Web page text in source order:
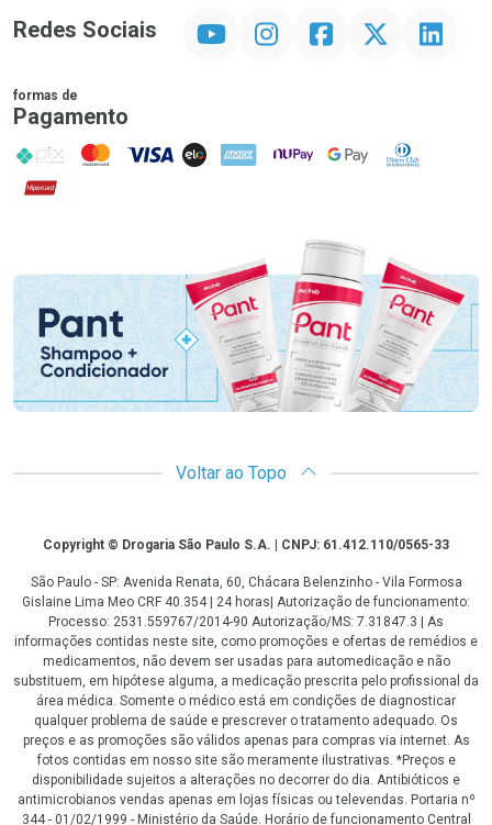
Redes Sociais InstagramFacebookTwitter Linkedin
formas de
Pagamento
PIX MasterCard
VISA ELO AMEX NuPay Google PayDiners Club
Hipercard
Promoção em Destaque
Voltar ao Topo
CopyrightCopyright © Drogaria São Paulo S.A. | CNPJ: 61.412.110/0565-33
São Paulo - SP: Avenida Renata, 60, Chácara Belenzinho - Vila Formosa
Gislaine Lima Meo CRF 40.354 | 24 horas| Autorização de funcionamento:
Processo: 2531.559767/2014-90 Autorização/MS: 7.31847.3 | As
informações contidas neste site, como promoções e ofertas de remédios e
medicamentos, não devem ser usadas para automedicação e não
substituem, em hipótese alguma, a medicação prescrita pelo profissional da
área médica. Somente o médico está em condições de diagnosticar
qualquer problema de saúde e prescrever o tratamento adequado. Os
preços e as promoções são válidos apenas para compras via internet. As
fotos contidas em nosso site são meramente ilustrativas. *Preços e
disponibilidade sujeitos a alterações no decorrer do dia. Antibióticos e
antimicrobianos vendas apenas em lojas físicas ou televendas. Portaria nº
344 - 01/02/1999 - Ministério da Saúde. Horário de funcionamento Central